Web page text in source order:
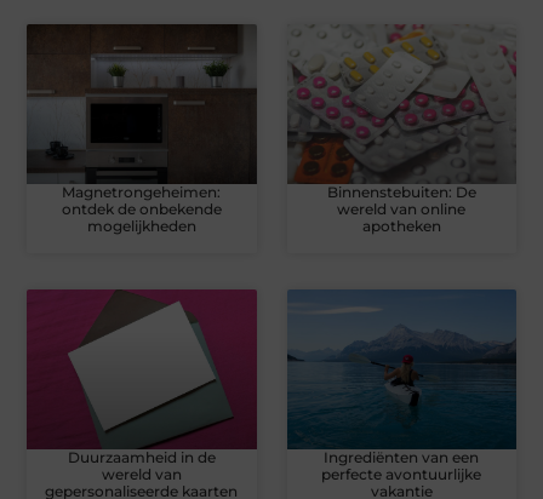
Magnetrongeheimen:
ontdek de onbekende
mogelijkheden
Binnenstebuiten: De
wereld van online
apotheken
Duurzaamheid in de
wereld van
gepersonaliseerde kaarten
Ingrediënten van een
perfecte avontuurlijke
vakantie